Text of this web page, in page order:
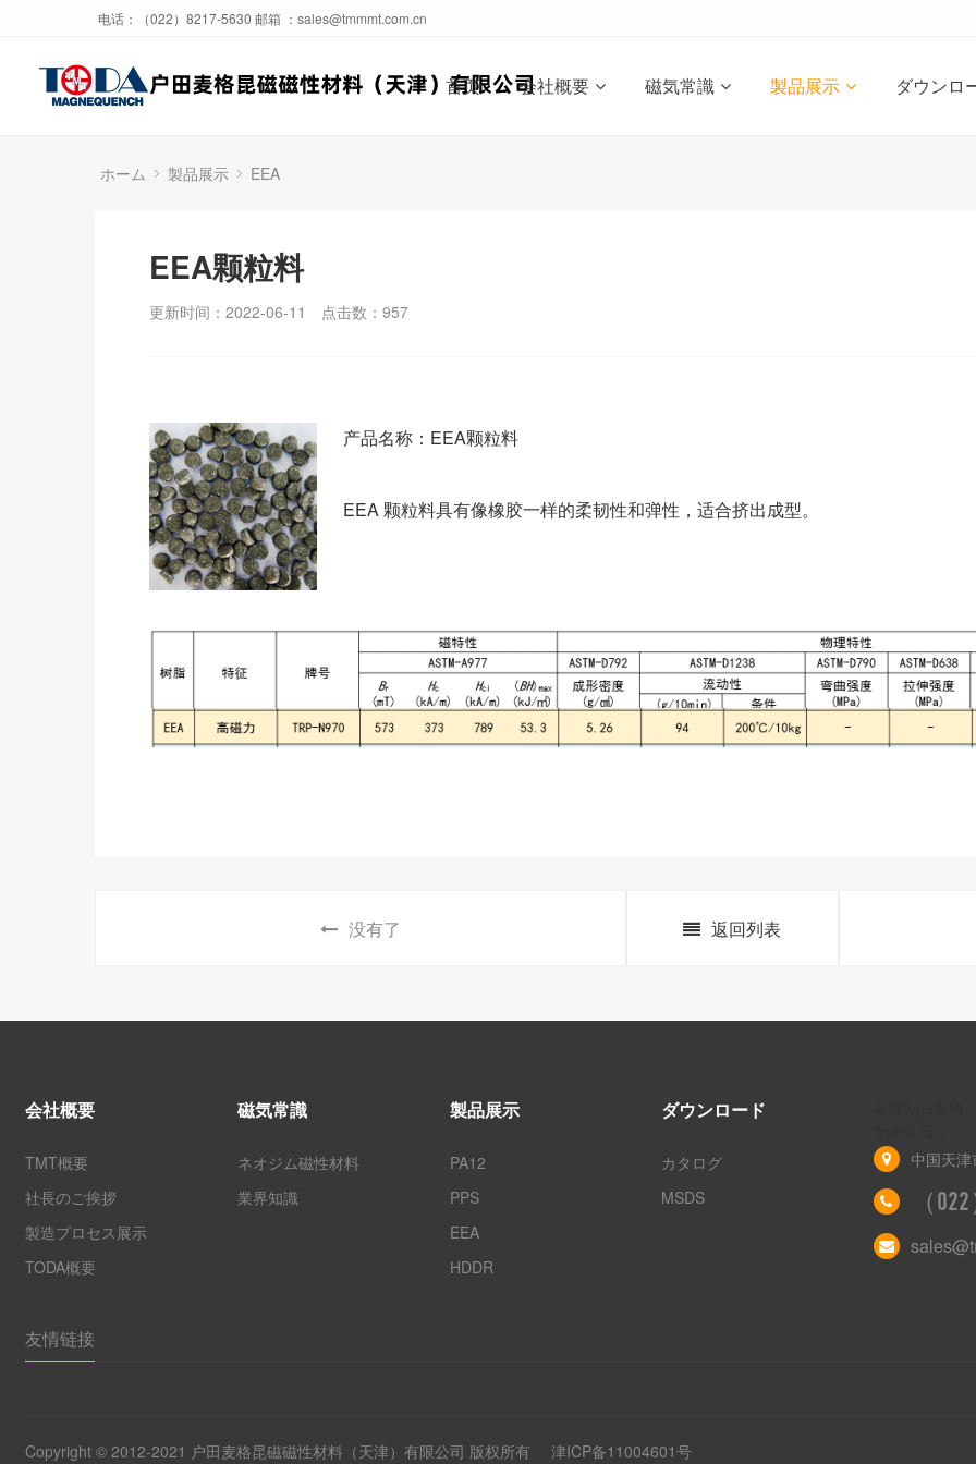
电话：（022）8217-5630 邮箱 ： sales@tmmmt.com.cn
首页 会社概要 磁気常識 製品展示 ダウンロ
ホーム 製品展示 EEA
EEA颗粒料
更新时间：2022-06-11 点击数： 957
产品名称：EEA颗粒料
EEA 颗粒料具有像橡胶一样的柔韧性和弹性，适合挤出成型。
没有了 返回列表
会社概要
TMT概要
社長のご挨拶
製造プロセス展示
TODA概要
磁気常識
ネオジム磁性材料
業界知識
製品展示
PA12
PPS
EEA
HDDR
ダウンロード
カタログ
MSDS
中国天
（
友情链接
Copyright © 2012-2021 户田麦格昆磁磁性材料（天津）有限公司 版权所有 津ICP备11004601号